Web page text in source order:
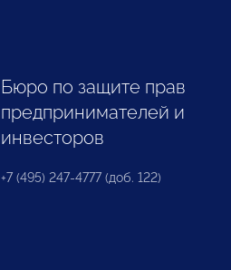
Бюро по защите прав
предпринимателей и
инвесторов
+7 (495) 247-4777 (доб. 122)